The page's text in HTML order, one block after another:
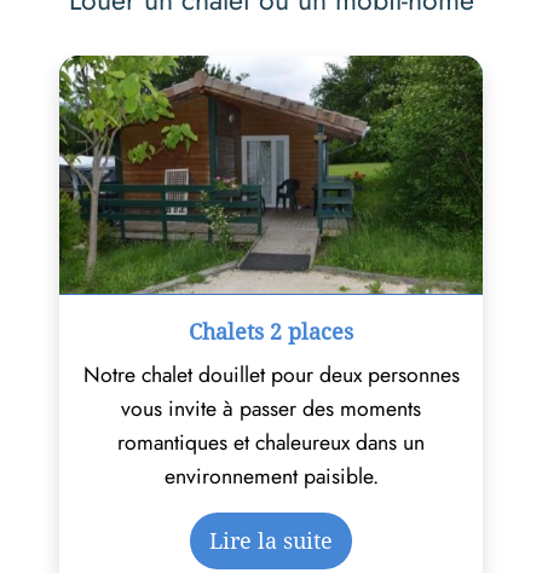
Chalets 2 places
Notre chalet douillet pour deux personnes
vous invite à passer des moments
romantiques et chaleureux dans un
environnement paisible.
Lire la suite